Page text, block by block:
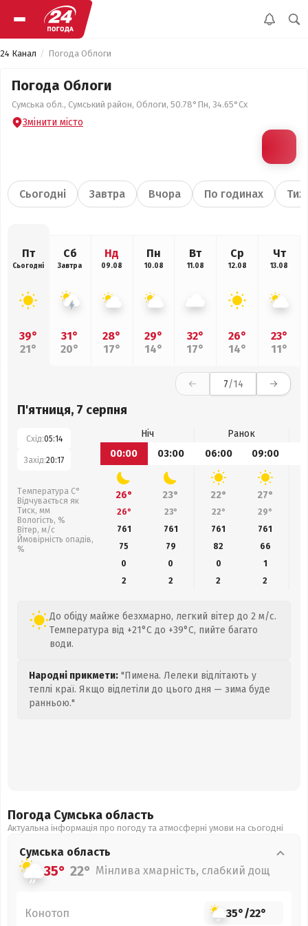
24 Канал Погода Облоги
Погода Облоги
Сумська обл., Сумський район, Облоги, 50.78°Пн, 34.65°Сх
Змінити місто
Сьогодні Завтра Вчора По годинах
Пт
Сьогодні
39°
21°
Сб
Завтра
31°
20°
Нд
09.08
28°
17°
Пн
10.08
29°
14°
Вт
11.08
32°
17°
Ср
12.08
26°
14°
Чт
13.08
23°
11°
7/14
П'ятниця, 7 серпня
Схід:05:14
Захід:20:17
Температура С°
Відчувається як
Тиск, мм
Вологість, %
Вітер, м/с
Ймовірність опадів,
%
Ніч
Ранок
00:00
03:00 06:00 09:00
26° 23° 22° 27°
26° 23° 22° 29°
761
761 761 761
75
79 82 66
0
0 0
1
2
2 2 2
До обіду майже безхмарно, легкий вітер до 2 м/с.
Температура від +21°C до +39°C, пийте багато
води.
Народні прикмети: "Пимена. Лелеки відлітають у
теплі краї. Якщо відлетіли до цього дня — зима буде
ранньою."
Погода Сумська область
Актуальна інформація про погоду та атмосферні умови на сьогодні
Сумська область
35° 22° Мінлива хмарність, слабкий дощ
Конотоп 35°/22°